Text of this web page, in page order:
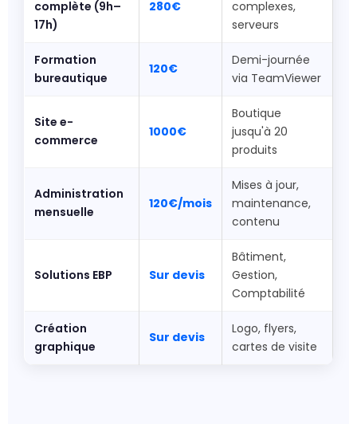
complète (9h–
17h)
280€
complexes,
serveurs
Formation
bureautique
120€
Demi-journée
via TeamViewer
Site e-
commerce
1000€
Boutique
jusqu'à 20
produits
Administration
mensuelle
120€/mois
Mises à jour,
maintenance,
contenu
Solutions EBP Sur devis
Bâtiment,
Gestion,
Comptabilité
Création
graphique
Sur devis
Logo, flyers,
cartes de visite